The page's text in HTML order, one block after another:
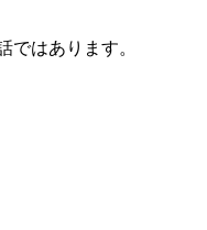
はあります。